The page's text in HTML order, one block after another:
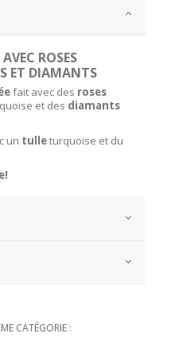
ROSES
ET DIAMANTS
fait avec des roses
et des diamants
un tulleturquoise et du
CATÉGORIE :